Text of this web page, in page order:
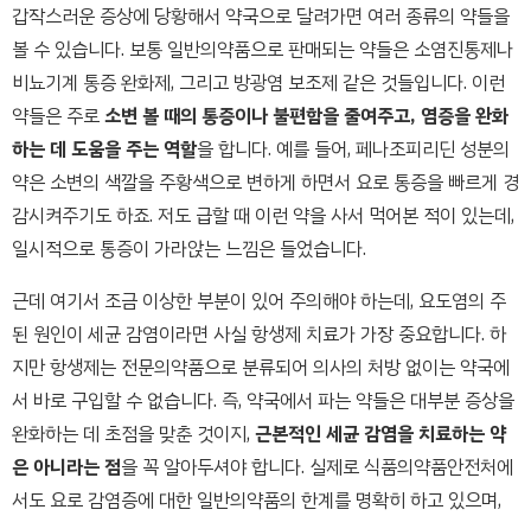
갑작스러운 증상에 당황해서 약국으로 달려가면 여러 종류의 약들을
볼 수 있습니다. 보통 일반의약품으로 판매되는 약들은 소염진통제나
비뇨기계 통증 완화제, 그리고 방광염 보조제 같은 것들입니다. 이런
약들은 주로소변 볼 때의 통증이나 불편함을 줄여주고, 염증을 완화
하는 데 도움을 주는 역할을 합니다. 예를 들어, 페나조피리딘 성분의
약은 소변의 색깔을 주황색으로 변하게 하면서 요로 통증을 빠르게 경
감시켜주기도 하죠. 저도 급할 때 이런 약을 사서 먹어본 적이 있는데,
일시적으로 통증이 가라앉는 느낌은 들었습니다.
근데 여기서 조금 이상한 부분이 있어 주의해야 하는데, 요도염의 주
된 원인이 세균 감염이라면 사실 항생제 치료가 가장 중요합니다. 하
지만 항생제는 전문의약품으로 분류되어 의사의 처방 없이는 약국에
서 바로 구입할 수 없습니다. 즉, 약국에서 파는 약들은 대부분 증상을
완화하는 데 초점을 맞춘 것이지, 근본적인 세균 감염을 치료하는 약
은 아니라는 점을 꼭 알아두셔야 합니다. 실제로 식품의약품안전처에
서도 요로 감염증에 대한 일반의약품의 한계를 명확히 하고 있으며,